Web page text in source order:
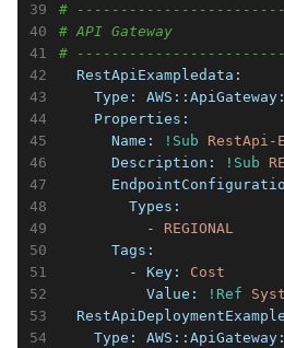
#
# API Gateway
#
  RestApiExampledata:
    Type:
    Properties:
      Name:
!Sub
RestApi-
      Description:
!Sub
        Types:
          -
REGIONAL
      Tags:
        - Key:
Cost
          Value:
!Ref
    Type: